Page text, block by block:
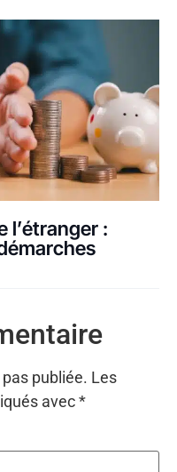
l’étranger :
publiée. Les
avec*